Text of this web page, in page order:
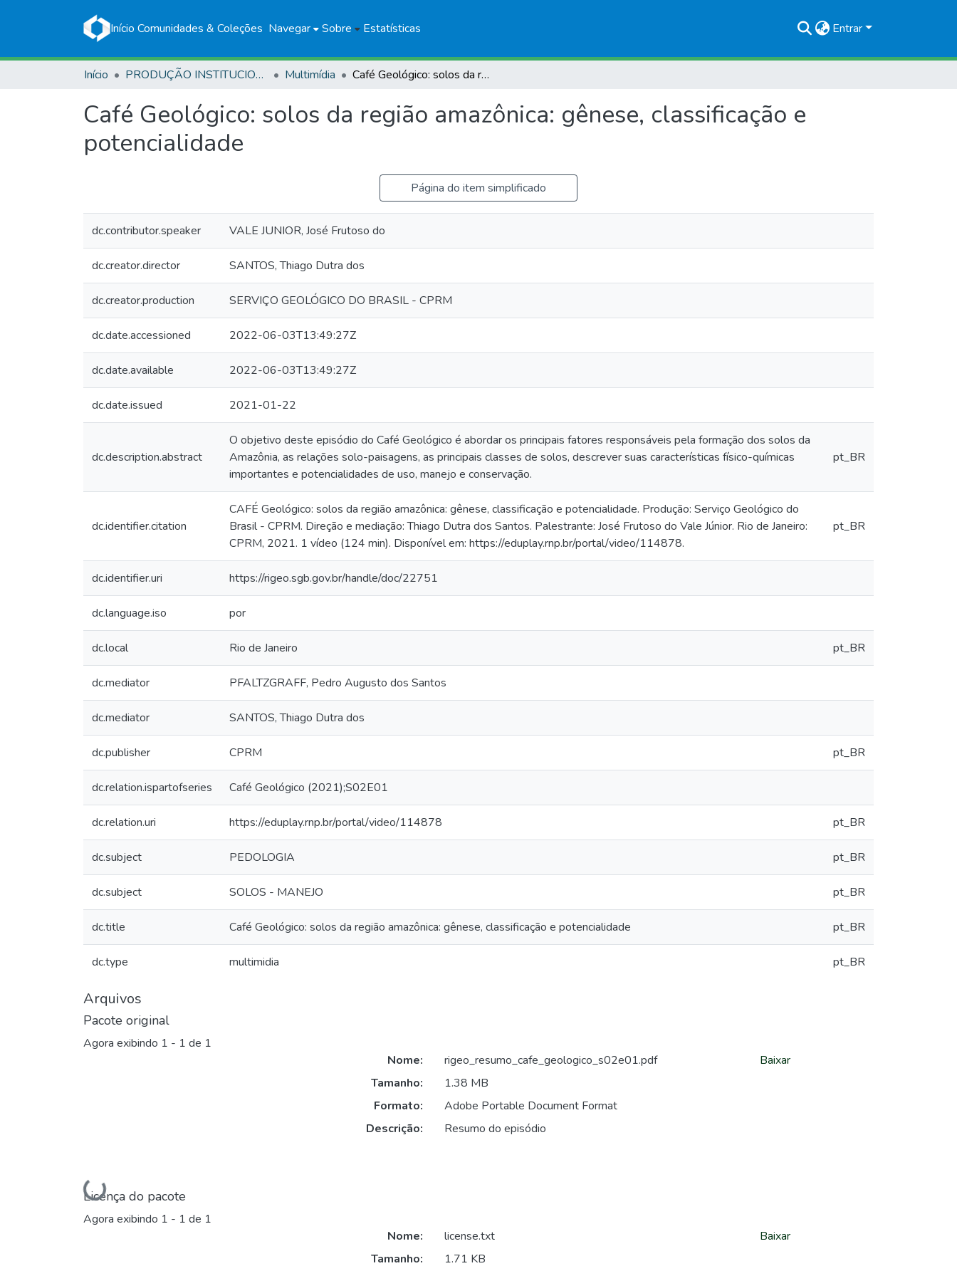
Início Comunidades & Coleções Navegar Sobre Estatísticas Entrar
Início PRODUÇÃO INSTITUCIONAL Multimídia Café Geológico: solos da região amazônica: gênese, classificação e potencialidade
Café Geológico: solos da região amazônica: gênese, classificação e
potencialidade
Página do item simplificado
dc.contributor.speaker VALE JUNIOR, José Frutoso do
dc.creator.director SANTOS, Thiago Dutra dos
dc.creator.production SERVIÇO GEOLÓGICO DO BRASIL - CPRM
dc.date.accessioned 2022-06-03T13:49:27Z
dc.date.available 2022-06-03T13:49:27Z
dc.date.issued 2021-01-22
dc.description.abstract
O objetivo deste episódio do Café Geológico é abordar os principais fatores responsáveis pela formação dos solos da
Amazônia, as relações solo-paisagens, as principais classes de solos, descrever suas características físico-químicas
importantes e potencialidades de uso, manejo e conservação.
pt_BR
dc.identifier.citation
CAFÉ Geológico: solos da região amazônica: gênese, classificação e potencialidade. Produção: Serviço Geológico do
Brasil - CPRM. Direção e mediação: Thiago Dutra dos Santos. Palestrante: José Frutoso do Vale Júnior. Rio de Janeiro:
CPRM, 2021. 1 vídeo (124 min). Disponível em: https://eduplay.rnp.br/portal/video/114878.
pt_BR
dc.identifier.uri https://rigeo.sgb.gov.br/handle/doc/22751
dc.language.iso por
dc.local Rio de Janeiro pt_BR
dc.mediator PFALTZGRAFF, Pedro Augusto dos Santos
dc.mediator SANTOS, Thiago Dutra dos
dc.publisher CPRM pt_BR
dc.relation.ispartofseries Café Geológico (2021);S02E01
dc.relation.uri https://eduplay.rnp.br/portal/video/114878 pt_BR
dc.subject PEDOLOGIA pt_BR
dc.subject SOLOS - MANEJO pt_BR
dc.title Café Geológico: solos da região amazônica: gênese, classificação e potencialidade pt_BR
dc.type multimidia pt_BR
Arquivos
Pacote original
Agora exibindo 1 - 1 de 1
Carregando...
Nome:
rigeo_resumo_cafe_geologico_s02e01.pdf
Tamanho:
1.38 MB
Formato:
Adobe Portable Document Format
Descrição:
Resumo do episódio
Baixar
Licença do pacote
Agora exibindo 1 - 1 de 1
Nome:
license.txt
Tamanho:
1.71 KB
Baixar